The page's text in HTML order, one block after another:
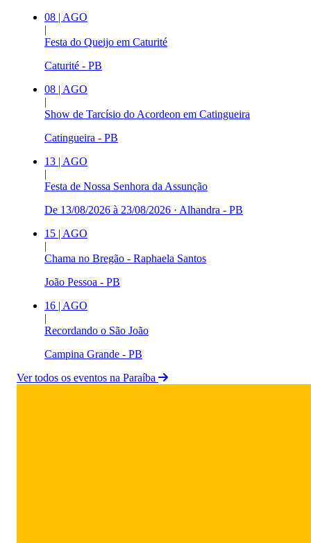
08 | AGO
|
Festa do Queijo em Caturité
Caturité - PB
08 | AGO
|
Show de Tarcísio do Acordeon em Catingueira
Catingueira - PB
13 | AGO
|
Festa de Nossa Senhora da Assunção
De 13/08/2026 à 23/08/2026 · Alhandra - PB
15 | AGO
|
Chama no Bregão - Raphaela Santos
João Pessoa - PB
16 | AGO
|
Recordando o São João
Campina Grande - PB
Ver todos os eventos na Paraíba